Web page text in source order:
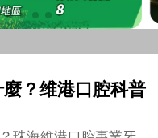
？维港口腔科普